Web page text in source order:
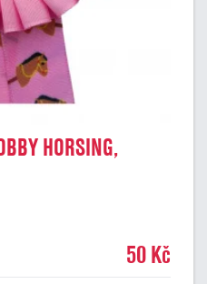
HORSING,
50 Kč